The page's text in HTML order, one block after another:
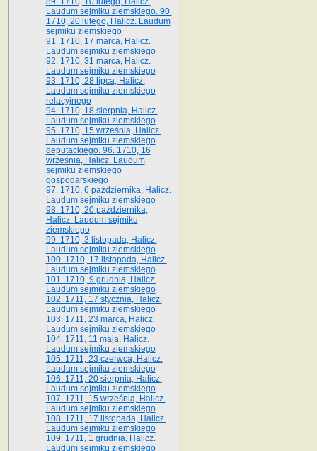
Laudum sejmiku ziemskiego. 90.
1710, 20 lutego, Halicz. Laudum
sejmiku ziemskiego
91. 1710, 17 marca, Halicz.
Laudum sejmiku ziemskiego
92. 1710, 31 marca, Halicz.
Laudum sejmiku ziemskiego
93. 1710, 28 lipca, Halicz.
Laudum sejmiku ziemskiego
relacyjnego
94. 1710, 18 sierpnia, Halicz.
Laudum sejmiku ziemskiego
95. 1710, 15 września, Halicz.
Laudum sejmiku ziemskiego
deputackiego. 96. 1710, 16
września, Halicz. Laudum
sejmiku ziemskiego
gospodarskiego
97. 1710, 6 października, Halicz.
Laudum sejmiku ziemskiego
98. 1710, 20 października,
Halicz. Laudum sejmiku
ziemskiego
99. 1710, 3 listopada, Halicz.
Laudum sejmiku ziemskiego
100. 1710, 17 listopada, Halicz.
Laudum sejmiku ziemskiego
101. 1710, 9 grudnia, Halicz.
Laudum sejmiku ziemskiego
102. 1711, 17 stycznia, Halicz.
Laudum sejmiku ziemskiego
103. 1711, 23 marca, Halicz.
Laudum sejmiku ziemskiego
104. 1711, 11 maja, Halicz.
Laudum sejmiku ziemskiego
105. 1711, 23 czerwca, Halicz.
Laudum sejmiku ziemskiego
106. 1711, 20 sierpnia, Halicz.
Laudum sejmiku ziemskiego
107. 1711, 15 września, Halicz.
Laudum sejmiku ziemskiego
108. 1711, 17 listopada, Halicz.
Laudum sejmiku ziemskiego
109. 1711, 1 grudnia, Halicz.
Laudum sejmiku ziemskiego